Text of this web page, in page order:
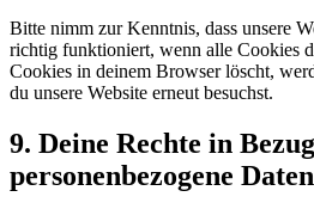
Bitte nimm zur Kenntnis, dass unsere
richtig funktioniert, wenn alle Cookies
Cookies in deinem Browser löscht,
du unsere Website erneut besuchst.
9. Deine Rechte in
personenbezogene Daten